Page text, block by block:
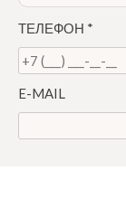
ТЕЛЕФОН *
E-MAIL